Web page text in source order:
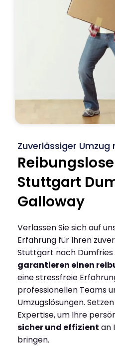
Zuverlässiger Umzug
Stuttgart
Galloway
Verlassen Sie sich auf
Erfahrung für Ihren
Stuttgart nach Dumfries
garantieren einen
eine stressfreie
professionellen Teams
Umzugslösungen.
Expertise, um Ihre
sicher und effizient an
bringen.